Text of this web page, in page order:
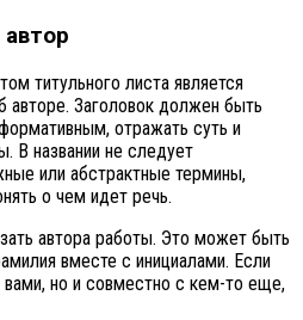
титульного листа является
авторе. Заголовок должен быть
отражать суть и
В названии не следует
или абстрактные термины,
о чем идет речь.
автора работы. Это может быть
вместе с инициалами. Если
вами, но и совместно с кем-то еще,